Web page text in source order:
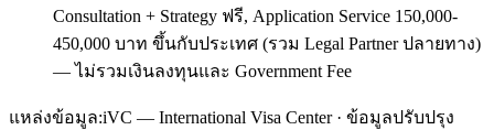
Consultation + Strategy ฟรี, Application Service 150,000-
450,000 บาท ขึ้นกับประเทศ (รวม Legal Partner ปลายทาง)
— ไม่รวมเงินลงทุนและ Government Fee
แหล่งข้อมูล:iVC — International Visa Center · ข้อมูลปรับปรุง